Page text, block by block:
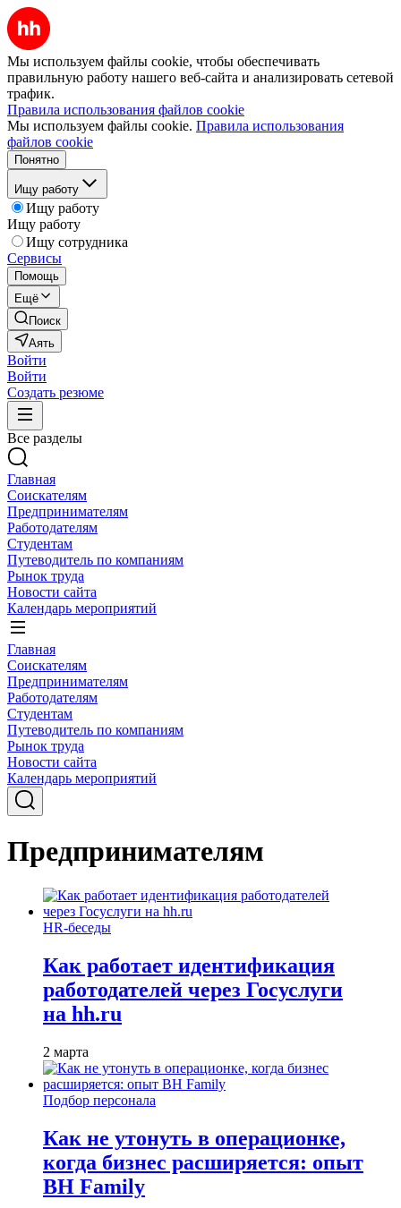
Мы используем файлы cookie, чтобы обеспечивать
правильную работу нашего веб-сайта и анализировать сетевой
трафик.
Правила использования файлов cookie
Мы используем файлы cookie. Правила использования
файлов cookie
Понятно
Ищу работу
Ищу работу
Ищу работу
Ищу сотрудника
Сервисы
Помощь
Ещё
Поиск
Аять
Войти
Войти
Создать резюме
Все разделы
Главная
Соискателям
Предпринимателям
Работодателям
Студентам
Путеводитель по компаниям
Рынок труда
Новости сайта
Календарь мероприятий
Главная
Соискателям
Предпринимателям
Работодателям
Студентам
Путеводитель по компаниям
Рынок труда
Новости сайта
Календарь мероприятий
Предпринимателям
HR-беседы
Как работает идентификация
работодателей через Госуслуги
на hh.ru
2 марта
Подбор персонала
Как не утонуть в операционке,
когда бизнес расширяется: опыт
BH Family